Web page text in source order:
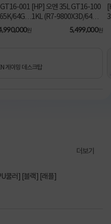
GT16-001
64GB/
FD) 3 원
[HP] 오멘 35L GT16-100
1KL (R7-9800X3D/64G
B/1TB/RTX5080/FD) [기
5,499,000원
게이밍 데스크탑
더보기
쿨러] [블랙] [래플]